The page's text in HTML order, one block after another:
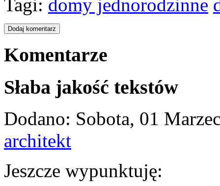
Tagi: domy jednorodzinne
Komentarze
Słaba jakość tekstów
Dodano: Sobota, 01
architekt
Jeszcze wypunktuję: